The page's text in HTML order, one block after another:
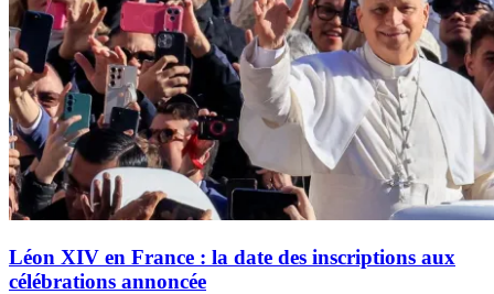
Léon XIV en France : la date des inscriptions aux
célébrations annoncée